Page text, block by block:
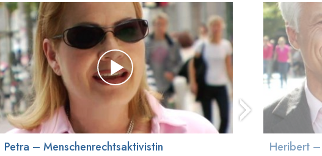
Petra – Menschenrechtsaktivistin Heribert
next